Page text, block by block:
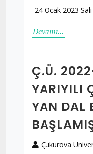
24 Ocak 2023 Salı
Devamı...
Ç.Ü.
YARIYILI
YAN DAL
Çukurova